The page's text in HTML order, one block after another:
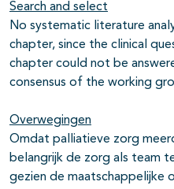
Search and select
No systematic literature
chapter, since the clinical
chapter could not be
consensus of the working
Overwegingen
Omdat palliatieve zorg
belangrijk de zorg als team
gezien de maatschappelijke